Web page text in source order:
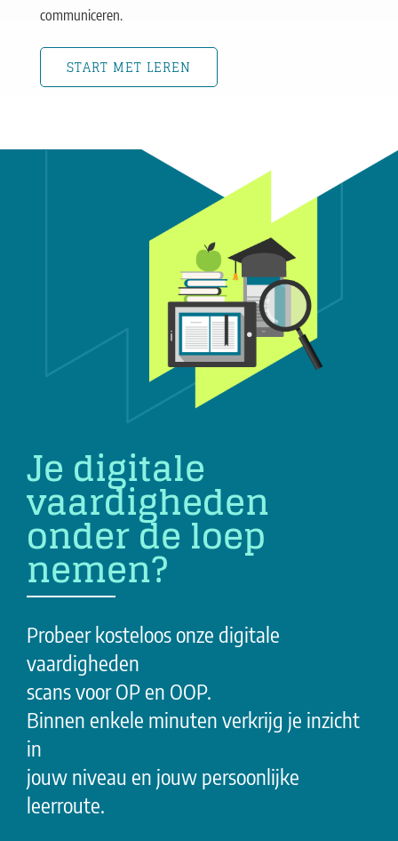
communiceren.
START MET LEREN
Je digitale
vaardigheden
onder de loep
nemen?
Probeer kosteloos onze digitale
vaardigheden
scans voor OP en OOP.
Binnen enkele minuten verkrijg je inzicht
in
jouw niveau en jouw persoonlijke
leerroute.